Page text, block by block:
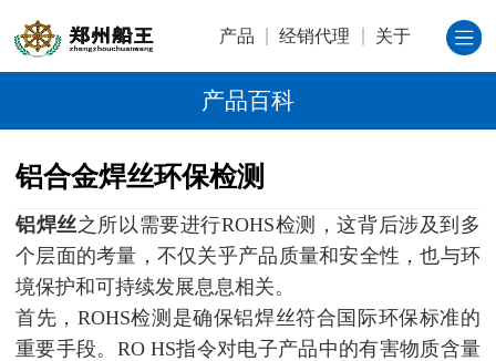
产品 经销代理 关于
产品百科
铝合金焊丝环保检测
铝焊丝之所以需要进行ROHS检测，这背后涉及到多
个层面的考量，不仅关乎产品质量和安全性，也与环
境保护和可持续发展息息相关。
首先，ROHS检测是确保铝焊丝符合国际环保标准的
重要手段。RO HS指令对电子产品中的有害物质含量